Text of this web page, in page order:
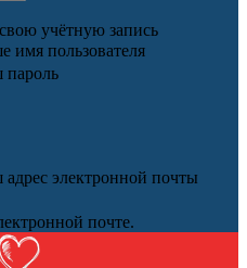
учётную запись
имя пользователя
электронной почты
почте.